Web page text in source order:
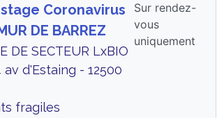
Coronavirus
DE BARREZ
DE SECTEUR LxBIO
av d'Estaing - 12500
fragiles
Sur rendez-
vous
uniquement